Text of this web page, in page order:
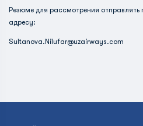
Резюме для рассмотрения
адресу:
Sultanova.Nilufar@uzairways.com